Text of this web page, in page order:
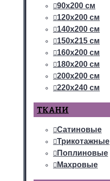
90х200 см
120х200 см
140х200 см
150х215 см
160х200 см
180х200 см
200х200 см
220х240 см
ТКАНИ
Сатиновые
Трикотажные
Поплиновые
Махровые